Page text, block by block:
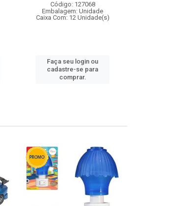
Código: 127068
Embalagem: Unidade
Caixa Com: 12 Unidade(s)
Faça seu login ou
cadastre-se para
comprar.